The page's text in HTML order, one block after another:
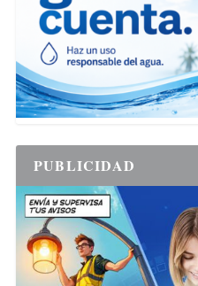
PUBLICIDAD